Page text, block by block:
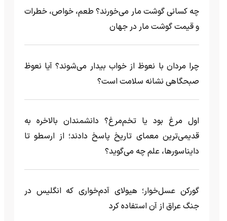
چه کسانی گوشت مار می‌خورند؟ طعم، خواص، خطرات
و قیمت گوشت مار در جهان
چرا مردان با نعوظ از خواب بیدار می‌شوند؟ آیا نعوظ
صبحگاهی نشانه سلامت است؟
اول مرغ بود یا تخم‌مرغ؟ دانشمندان بالاخره به
قدیمی‌ترین معمای تاریخ پاسخ دادند؛ از ارسطو تا
دایناسورها، علم چه می‌گوید؟
گورکن عسل‌خوار؛ هیولای آدم‌خواری که انگلیس در
جنگ عراق از آن استفاده کرد